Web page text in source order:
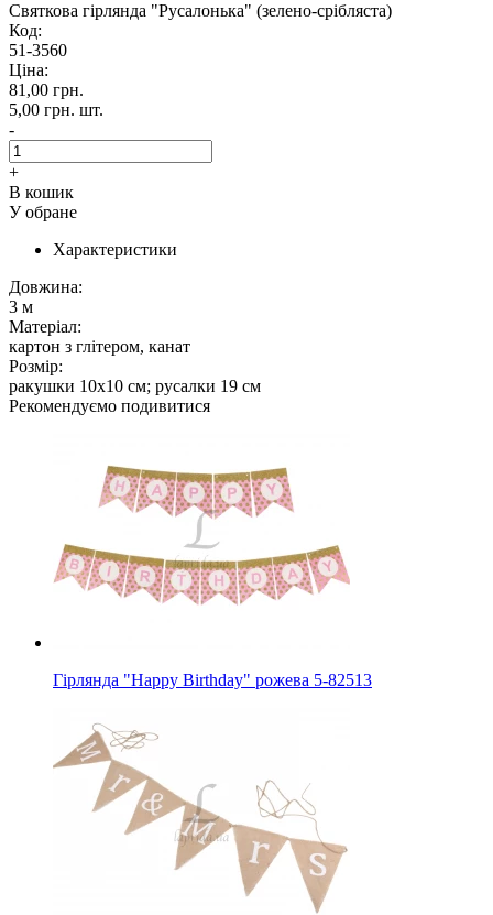
Святкова гірлянда "Русалонька" (зелено-срібляста)
Код:
51-3560
Ціна:
81,00 грн.
5,00 грн. шт.
-
+
В кошик
У обране
Характеристики
Довжина:
3 м
Матеріал:
картон з глітером, канат
Розмір:
ракушки 10x10 см; русалки 19 см
Рекомендуємо подивитися
Гірлянда "Happy Birthday" рожева 5-82513